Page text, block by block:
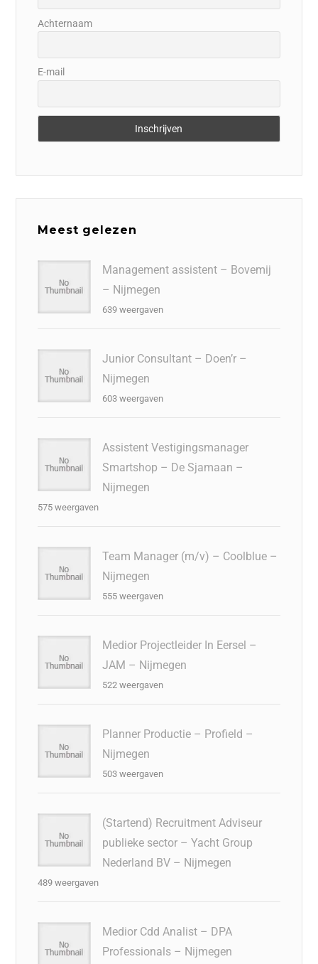
Achternaam
E-mail
Meest gelezen
Management assistent – Bovemij
– Nijmegen
639 weergaven
Junior Consultant – Doen’r –
Nijmegen
603 weergaven
Assistent Vestigingsmanager
Smartshop – De Sjamaan –
Nijmegen
575 weergaven
Team Manager (m/v) – Coolblue –
Nijmegen
555 weergaven
Medior Projectleider In Eersel –
JAM – Nijmegen
522 weergaven
Planner Productie – Profield –
Nijmegen
503 weergaven
(Startend) Recruitment Adviseur
publieke sector – Yacht Group
Nederland BV – Nijmegen
489 weergaven
Medior Cdd Analist – DPA
Professionals – Nijmegen